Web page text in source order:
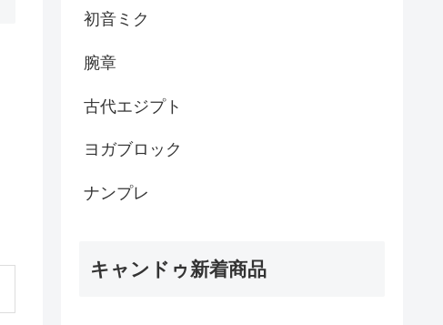
初音ミク
腕章
古代エジプト
ヨガブロック
ナンプレ
キャンドゥ新着商品